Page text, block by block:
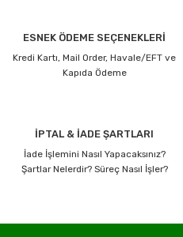
ESNEK ÖDEME SEÇENEKLERİ
Kredi Kartı, Mail Order, Havale/EFT ve
Kapıda Ödeme
İPTAL & İADE ŞARTLARI
İade İşlemini Nasıl Yapacaksınız?
Şartlar Nelerdir? Süreç Nasıl İşler?